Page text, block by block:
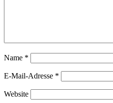
Name *
E-Mail-Adresse *
Website